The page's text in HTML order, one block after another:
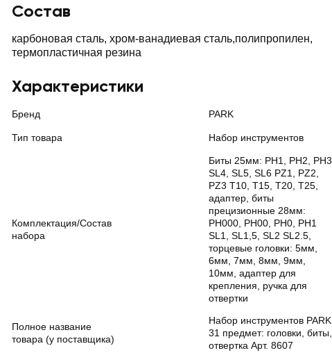
Состав
карбоновая сталь, хром-ванадиевая сталь,полипропилен,
термопластичная резина
Характеристики
Бренд PARK
Тип товара Набор инструментов
Комплектация/Состав
набора
Биты 25мм: PН1, PH2, PH3
SL4, SL5, SL6 PZ1, PZ2,
PZ3 T10, T15, T20, T25,
адаптер, биты
прецизионные 28мм:
РН000, PH00, PH0, PH1
SL1, SL1,5, SL2 SL2.5,
торцевые головки: 5мм,
6мм, 7мм, 8мм, 9мм,
10мм, адаптер для
крепления, ручка для
отвертки
Полное название
товара (у поставщика)
Набор инструментов PARK
31 предмет: головки, биты,
отвертка Арт. 8607